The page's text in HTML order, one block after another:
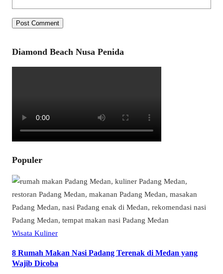
Diamond Beach Nusa Penida
Populer
Wisata Kuliner
8 Rumah Makan Nasi Padang Terenak di Medan yang
Wajib Dicoba